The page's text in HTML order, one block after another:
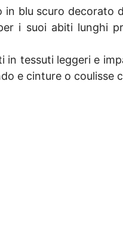
blu scuro decorato
i suoi abiti lunghi
tessuti leggeri e
e cinture o coulisse